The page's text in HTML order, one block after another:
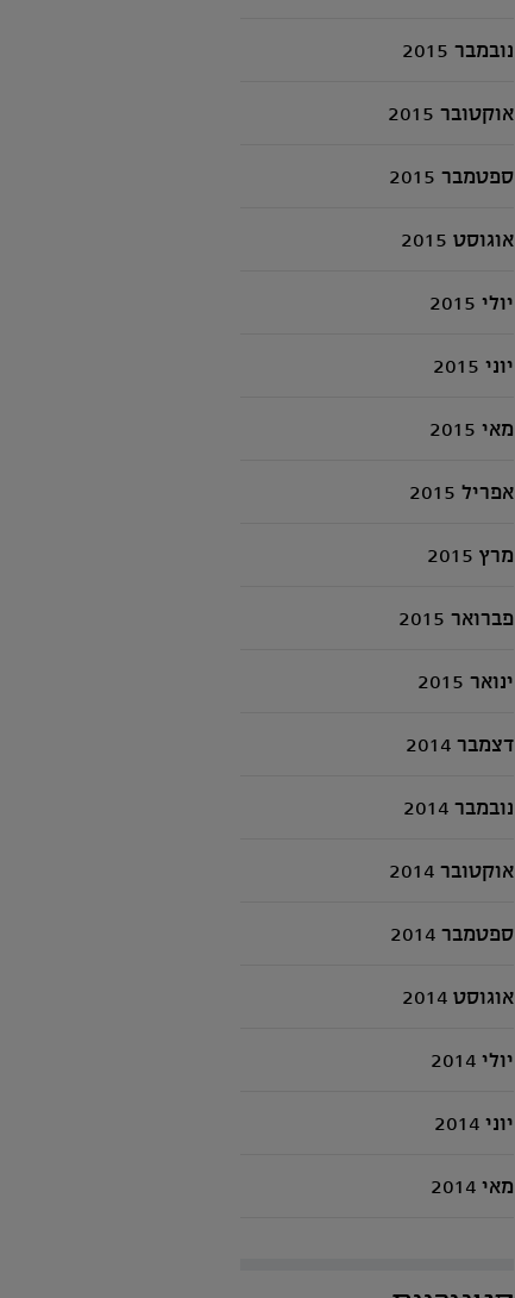
נובמבר 2015
אוקטובר 2015
ספטמבר 2015
אוגוסט 2015
יולי 2015
יוני 2015
מאי 2015
אפריל 2015
מרץ 2015
פברואר 2015
ינואר 2015
דצמבר 2014
נובמבר 2014
אוקטובר 2014
ספטמבר 2014
אוגוסט 2014
יולי 2014
יוני 2014
מאי 2014